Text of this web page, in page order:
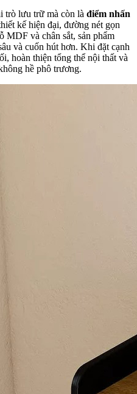
trò lưu trữ mà còn là điểm nhấn
kế hiện đại, đường nét gọn
MDF và chân sắt, sản phẩm
và cuốn hút hơn. Khi đặt cạnh
hoàn thiện tổng thể nội thất và
hề phô trương.